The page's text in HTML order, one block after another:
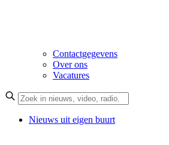
Contactgegevens
Over ons
Vacatures
Nieuws uit eigen buurt